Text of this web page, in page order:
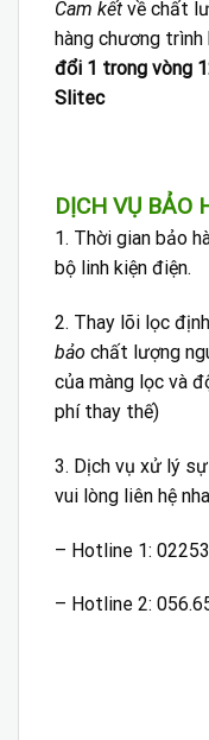
Cam kết về chất
hàng chương
đổi 1 trong vòng
Slitec
DỊCH VỤ BẢO
1. Thời gian bảo
bộ linh kiện điện.
2. Thay lõi lọc
bảo chất lượng
của màng lọc và
phí thay thế)
3. Dịch vụ xử lý
vui lòng liên hệ
– Hotline 1:
– Hotline 2: